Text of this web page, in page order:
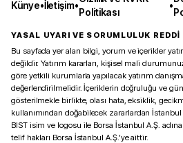
Künye•İletişim•
Politikası
•
YASAL UYARI VE SORUMLULUK REDDİ
Bu sayfada yer alan bilgi, yorum ve içerikler
değildir. Yatırım kararları, kişisel mali
göre yetkili kurumlarla yapılacak yatırım
değerlendirilmelidir. İçeriklerin doğruluğu ve
gösterilmekle birlikte, olası hata, eksiklik,
kullanımından doğabilecek zararlardan
BIST isim ve logosu ile Borsa İstanbul A.Ş.
telif hakları Borsa İstanbul A.Ş.’ye aittir.